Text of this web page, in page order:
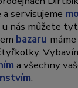
servisujeme
u nás můžete
bazaru
a všechny
.